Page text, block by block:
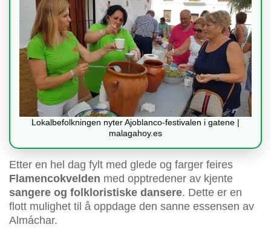
Lokalbefolkningen nyter Ajoblanco-festivalen i gatene |
malagahoy.es
Etter en hel dag fylt med glede og farger feires
Flamencokvelden med opptredener av kjente
sangere og folkloristiske dansere. Dette er en
flott mulighet til å oppdage den sanne essensen av
Almáchar.